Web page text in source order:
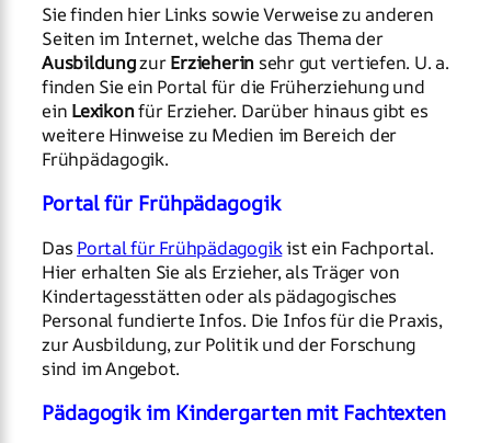
Sie finden hier Links sowie Verweise zu anderen
Seiten im Internet, welche das Thema der
AusbildungzurErzieherin sehr gut vertiefen. U. a.
finden Sie ein Portal für die Früherziehung und
ein Lexikonfür Erzieher. Darüber hinaus gibt es
weitere Hinweise zu Medien im Bereich der
Frühpädagogik.
Portal für Frühpädagogik
Das Portal für Frühpädagogikist ein Fachportal.
Hier erhalten Sie als Erzieher, als Träger von
Kindertagesstätten oder als pädagogisches
Personal fundierte Infos. Die Infos für die Praxis,
zur Ausbildung, zur Politik und der Forschung
sind im Angebot.
Pädagogik im Kindergarten mit Fachtexten